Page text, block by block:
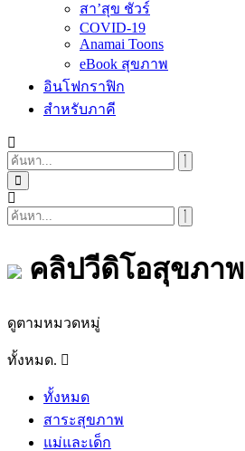
สา’สุข ชัวร์
COVID-19
Anamai Toons
eBook สุขภาพ
อินโฟกราฟิก
สำหรับภาคี
คลิปวีดิโอสุขภาพ
ดูตามหมวดหมู่
ทั้งหมด.
ทั้งหมด
สาระสุขภาพ
แม่และเด็ก